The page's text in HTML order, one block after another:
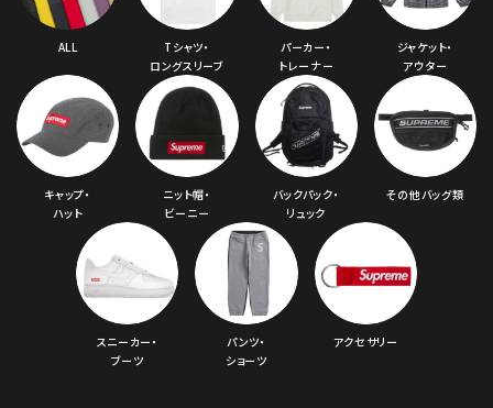
ALL
Tシャツ・
ロングスリーブ
パーカー・
トレーナー
ジャケット・
アウター
キャップ・
ハット
ニット帽・
ビーニー
バックパック・
リュック
その他バッグ類
スニーカー・
ブーツ
パンツ・
ショーツ
アクセサリー